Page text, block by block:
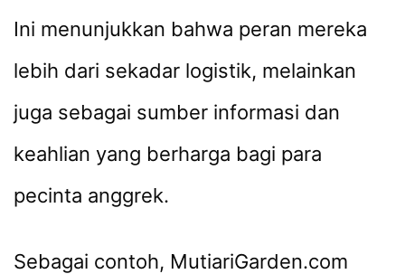
Ini menunjukkan bahwa peran mereka
lebih dari sekadar logistik, melainkan
juga sebagai sumber informasi dan
keahlian yang berharga bagi para
pecinta anggrek.
Sebagai contoh, MutiariGarden.com